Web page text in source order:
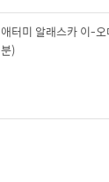
애터미 알래스카 이-
분)